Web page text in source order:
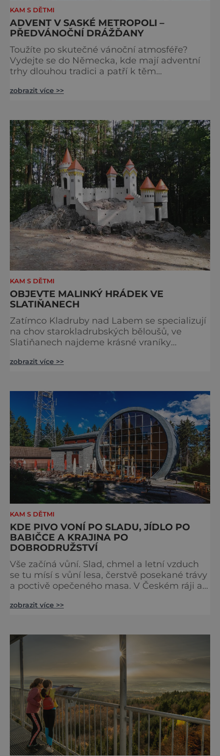
KAM S DĚTMI
ADVENT V SASKÉ METROPOLI –
PŘEDVÁNOČNÍ DRÁŽĎANY
Toužíte po skutečné vánoční atmosféře?
Vydejte se do Německa, kde mají adventní
trhy dlouhou tradici a patří k těm
českým hranicím najdete v Drážďanech –
S norimberským Christkindlesmarktem se
drážďanské vánoční trhy každoročně
přetahují o pozici nejnavštěvovanějších t
zobrazit více >>
KAM S DĚTMI
OBJEVTE MALINKÝ HRÁDEK VE
SLATIŇANECH
Zatímco Kladruby nad Labem se specializují
na chov starokladrubských běloušů, ve
Slatiňanech najdeme krásné vraníky
budově zámku se dozvíte více o chovu
některé exponáty připomínají využití koní ve
vojenství, dopravě, honech či dostizích.
[caption id="attachment_74515
zobrazit více >>
KAM S DĚTMI
KDE PIVO VONÍ PO SLADU, JÍDLO PO
BABIČCE A KRAJINA PO
DOBRODRUŽSTVÍ
Vše začíná vůní. Slad, chmel a letní vzduch
se tu mísí s vůní lesa, čerstvě posekané trávy
a poctivě opečeného masa. V Českém ráji a
doušky – a ty tady tečou proudem. Není to
ví, že k dokonalému dni patří nejen výhled,
zobrazit více >>